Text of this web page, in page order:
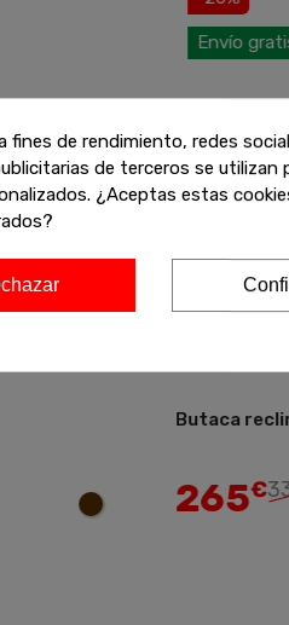
Butaca
265€
Envío gratis
fines de rendimiento, redes
de terceros se utilizan
¿Aceptas estas